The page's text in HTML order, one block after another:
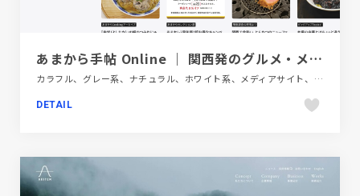
あまから手帖 Online ｜ 関西発のグルメ・メディア
カラフル、グレー系、ナチュラル、ホワイト系、メディアサイト、モーション多め、大きめ写真、飲料・食品、飲食店・グルメ・ウェディング
DETAIL